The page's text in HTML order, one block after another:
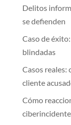
Delitos
se defienden
Caso de
blindadas
Casos reales:
cliente
Cómo